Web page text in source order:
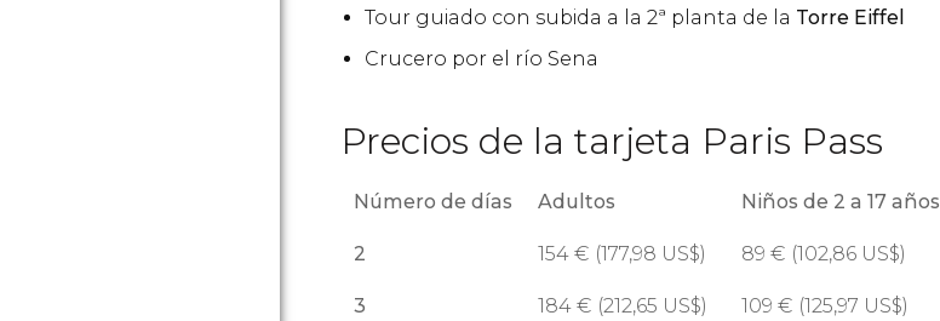
Tour guiado con subida a la 2ª planta de la Torre Eiffel
Crucero por el río Sena
Precios de la tarjeta Paris Pass
Número de días Adultos Niños de 2 a 17 años
2 154 € (177,98 US$) 89 € (102,86 US$)
3 184 € (212,65 US$) 109 € (125,97 US$)